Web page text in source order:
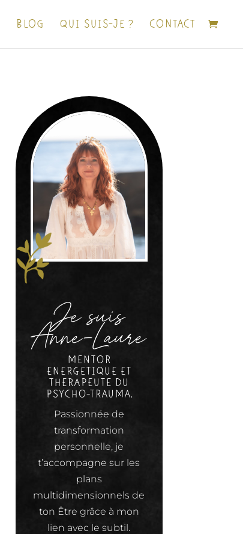
BLOG QUI SUIS-JE ? CONTACT
Je suis
Anne-Laure
MENTOR
ENERGETIQUE ET
THERAPEUTE DU
PSYCHO-TRAUMA.
Passionnée de
transformation
personnelle, je
t’accompagne sur les
plans
multidimensionnels de
ton Être grâce à mon
lien avec le subtil.